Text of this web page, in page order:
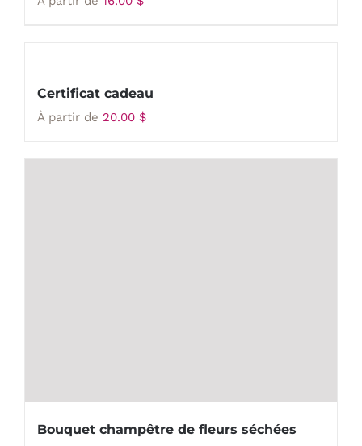
Certificat cadeau
À partir de 20.00 $
Bouquet champêtre de fleurs séchées